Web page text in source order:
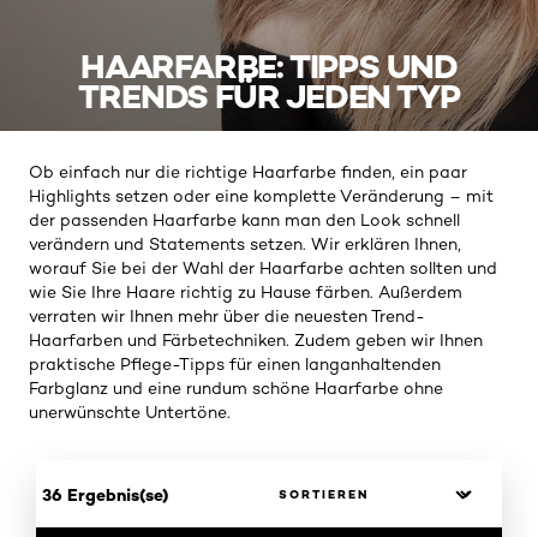
HAARFARBE: TIPPS UND
TRENDS FÜR JEDEN TYP
Ob einfach nur die richtige Haarfarbe finden, ein paar
Highlights setzen oder eine komplette Veränderung – mit
der passenden Haarfarbe kann man den Look schnell
verändern und Statements setzen. Wir erklären Ihnen,
worauf Sie bei der Wahl der Haarfarbe achten sollten und
wie Sie Ihre Haare richtig zu Hause färben. Außerdem
verraten wir Ihnen mehr über die neuesten Trend-
Haarfarben und Färbetechniken. Zudem geben wir Ihnen
praktische Pflege-Tipps für einen langanhaltenden
Farbglanz und eine rundum schöne Haarfarbe ohne
unerwünschte Untertöne.
36 Ergebnis(se)